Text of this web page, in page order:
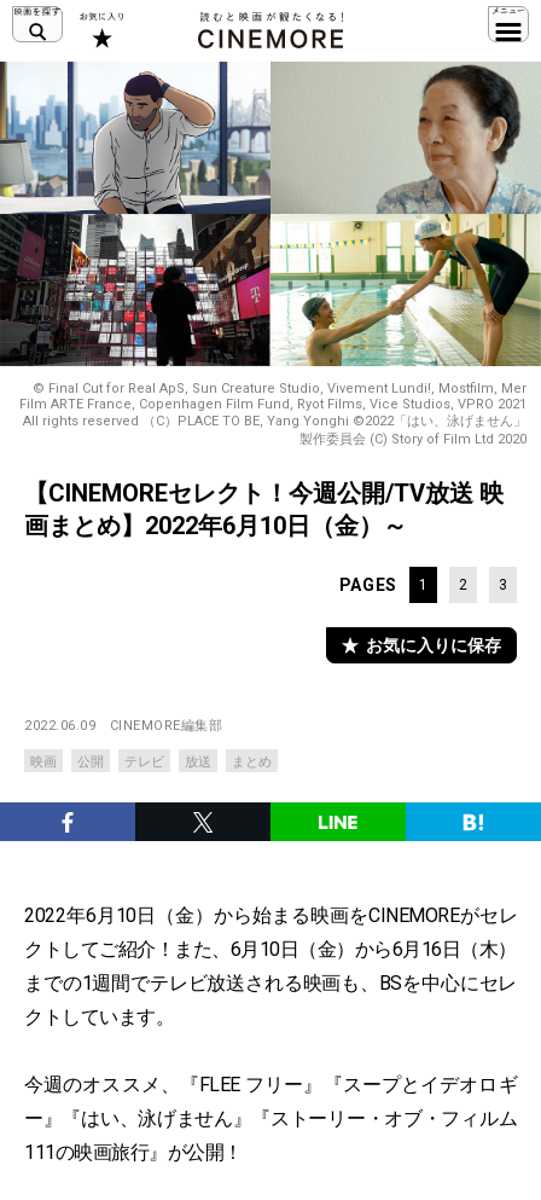
© Final Cut for Real ApS, Sun Creature Studio, Vivement Lundi!, Mostfilm, Mer
Film ARTE France, Copenhagen Film Fund, Ryot Films, Vice Studios, VPRO 2021
All rights reserved （C）PLACE TO BE, Yang Yonghi ©2022「はい、泳げません」
製作委員会 (C) Story of Film Ltd 2020
【CINEMOREセレクト！今週公開/TV放送 映
画まとめ】2022年6月10日（金）～
PAGES 1 2 3
お気に入りに保存
2022.06.09 CINEMORE編集部
映画 公開 テレビ 放送 まとめ
2022年6月10日（金）から始まる映画をCINEMOREがセレ
クトしてご紹介！また、6月10日（金）から6月16日（木）
までの1週間でテレビ放送される映画も、BSを中心にセレ
クトしています。
今週のオススメ、『FLEE フリー』『スープとイデオロギ
ー』『はい、泳げません』『ストーリー・オブ・フィルム
111の映画旅行』が公開！